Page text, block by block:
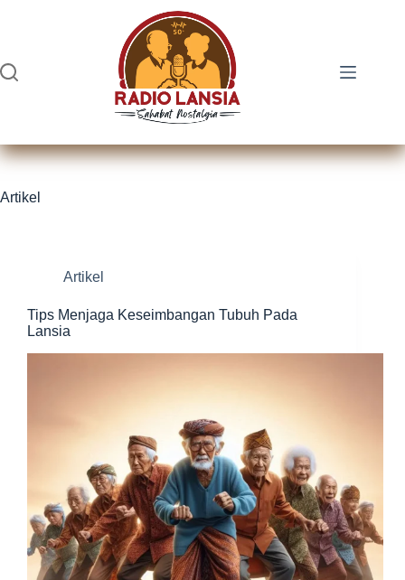
Artikel
Artikel
Tips Menjaga Keseimbangan Tubuh Pada
Lansia